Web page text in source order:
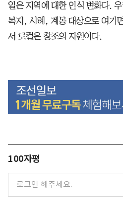
일은 지역에 대한 인식 변화다.
복지, 시혜, 계몽 대상으로 여기
서 로컬은 창조의 자원이다.
100자평